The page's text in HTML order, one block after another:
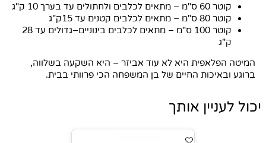
קוטר 60 ס"מ – מתאים לכלבים ולחתולים עד בערך 10 ק"ג
קוטר 80 ס"מ – מתאים לכלבים קטנים עד 15ק"ג
קוטר 100 ס"מ – מתאים לכלבים בינוניים–גדולים עד 28
ק"ג
המיטה הפלאפית היא לא עוד אביזר – היא השקעה בשלווה,
ברוגע ובאיכות החיים של בן המשפחה הכי פרוותי בבית.
יכול לעניין אותך